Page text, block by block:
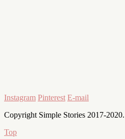
Instagram Pinterest E-mail
Copyright Simple Stories 2017-
Top